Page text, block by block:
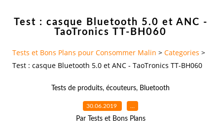
Test : casque Bluetooth 5.0 et ANC -
TaoTronics TT-BH060
Tests et Bons Plans pour Consommer Malin > Categories >
Test : casque Bluetooth 5.0 et ANC - TaoTronics TT-BH060
Tests de produits, écouteurs, Bluetooth
30.06.2019 …
Par Tests et Bons Plans